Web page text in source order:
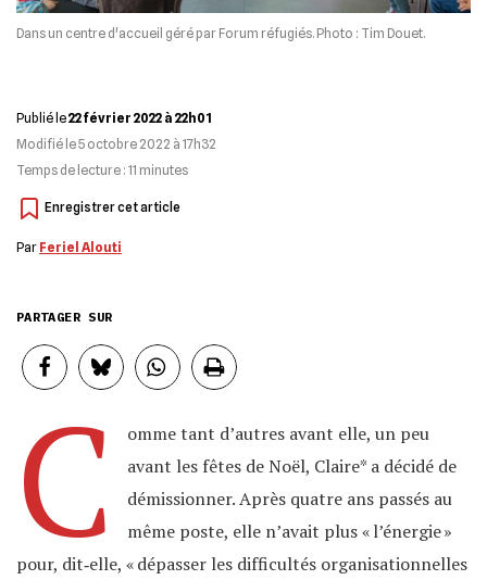
Dans un centre d'accueil géré par Forum réfugiés. Photo : Tim Douet.
C
omme tant d’autres avant elle, un peu
avant les fêtes de Noël, Claire* a décidé de
démissionner. Après quatre ans passés au
même poste, elle n’avait plus « l’énergie »
pour, dit‐elle, « dépasser les difficultés organisationnelles
Publié le22 février 2022 à 22h01
Modifié le5 octobre 2022 à 17h32
Temps de lecture : 11 minutes
Par Feriel Alouti
PARTAGER SUR